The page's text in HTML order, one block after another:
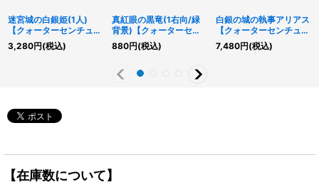
迷宮城の白銀姫(1人)
【クォーターセンチュリ
ーシークレット】
{QCAC-JP011}《モン
3,280円(税込)
真紅眼の黒竜(1右向/緑
背景)【クォーターセン
チュリーシークレット】
{QCAC-JP022}《モン
880円(税込)
白銀の城の執事アリアス
【クォーターセンチュリ
ーシークレット】
{AGOV-JP017}《モン
7,480円(税込)
【在庫数について】